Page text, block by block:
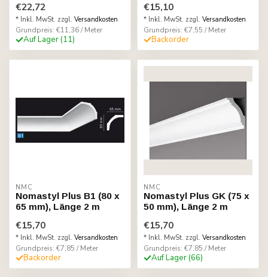
€22,72
* Inkl. MwSt. zzgl. Versandkosten
Grundpreis: €11,36 / Meter
Auf Lager (11)
€15,10
* Inkl. MwSt. zzgl. Versandkosten
Grundpreis: €7,55 / Meter
Backorder
NMC
Nomastyl Plus B1 (80 x
65 mm), Länge 2 m
€15,70
* Inkl. MwSt. zzgl. Versandkosten
Grundpreis: €7,85 / Meter
Backorder
NMC
Nomastyl Plus GK (75 x
50 mm), Länge 2 m
€15,70
* Inkl. MwSt. zzgl. Versandkosten
Grundpreis: €7,85 / Meter
Auf Lager (66)